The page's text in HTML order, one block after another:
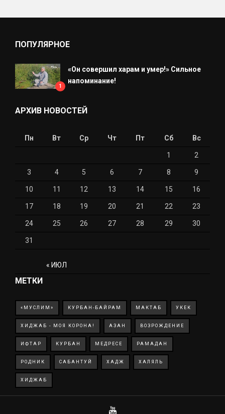
ПОПУЛЯРНОЕ
1
«Он совершил харам и умер!» Сильное
напоминание!
АРХИВ НОВОСТЕЙ
Пн Вт Ср Чт Пт Сб Вс
« ИЮЛ
1 2
3 4 5 6 7 8 9
10 11 12 13 14 15 16
17 18 19 20 21 22 23
24 25 26 27 28 29 30
31
МЕТКИ
«МУСЛИМ» КУРБАН-БАЙРАМ МАКТАБ УКЕК
ХИДЖАБ - МОЯ КОРОНА! АЗАН ВОЗРОЖДЕНИЕ
ИФТАР КУРБАН МЕДРЕСЕ РАМАДАН
РОДНИК САБАНТУЙ ХАДЖ ХАЛЯЛЬ
ХИДЖАБ